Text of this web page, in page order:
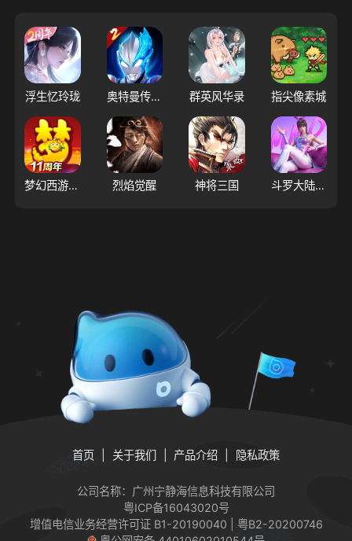
浮生忆玲珑 奥特曼传奇英雄2 群英风华录 指尖像素城
梦幻西游（大陆服） 烈焰觉醒 神将三国 斗罗大陆：猎魂世界
首页 关于我们 产品介绍 隐私政策
公司名称：广州宁静海信息科技有限公司
粤ICP备16043020号
增值电信业务经营许可证 B1-20190040 | 粤B2-20200746